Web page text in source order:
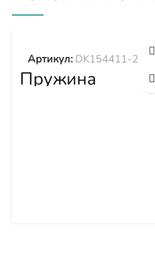
Пружина
DK154411-2100
Артикул: DK154411-2100